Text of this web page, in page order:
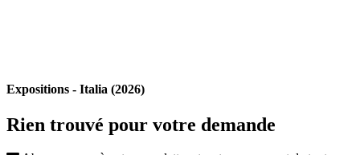
Expositions - Italia (2026)
Rien trouvé pour votre demande